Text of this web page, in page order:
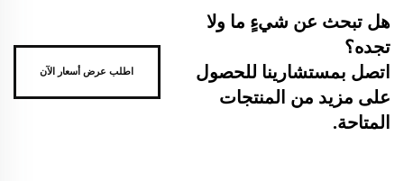
هل تبحث عن شيءٍ ما ولا
تجده؟
اتصل بمستشارينا للحصول
على مزيد من المنتجات
المتاحة.
اطلب عرض أسعار الآن